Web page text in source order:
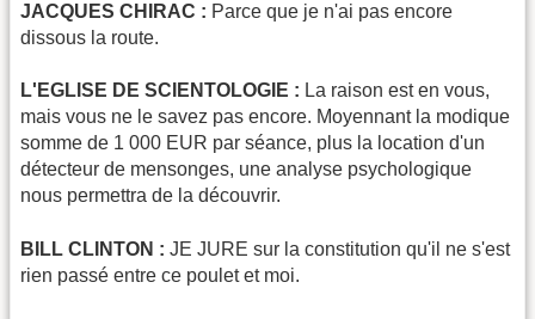
JACQUES CHIRAC : Parce que je n'ai pas encore
dissous la route.
L'EGLISE DE SCIENTOLOGIE : La raison est en vous,
mais vous ne le savez pas encore. Moyennant la modique
somme de 1 000 EUR par séance, plus la location d'un
détecteur de mensonges, une analyse psychologique
nous permettra de la découvrir.
BILL CLINTON : JE JURE sur la constitution qu'il ne s'est
rien passé entre ce poulet et moi.